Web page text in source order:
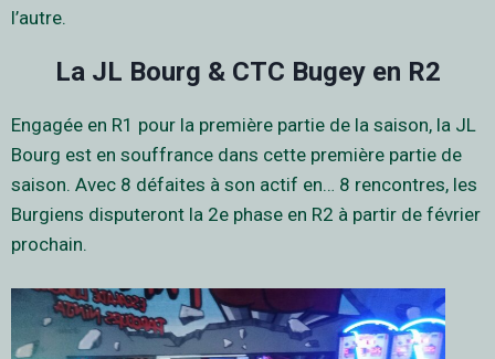
l’autre.
La JL Bourg & CTC Bugey en R2
Engagée en R1 pour la première partie de la saison, la JL
Bourg est en souffrance dans cette première partie de
saison. Avec 8 défaites à son actif en… 8 rencontres, les
Burgiens disputeront la 2e phase en R2 à partir de février
prochain.